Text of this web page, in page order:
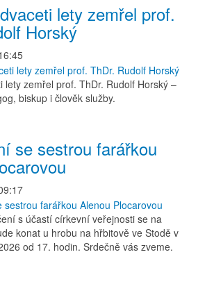
lety zemřel prof.
Horský
lety zemřel prof. ThDr. Rudolf Horský –
biskup i člověk služby.
se sestrou farářkou
s účastí církevní veřejnosti se na
konat u hrobu na hřbitově ve Stodě v
od 17. hodin. Srdečně vás zveme.